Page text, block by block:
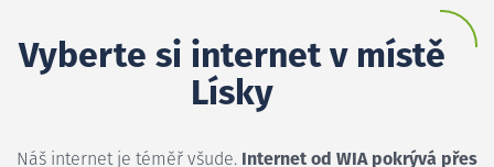
Vyberte si internet v místě
Lísky
Náš internet je téměř všude. Internet od WIA pokrývá přes